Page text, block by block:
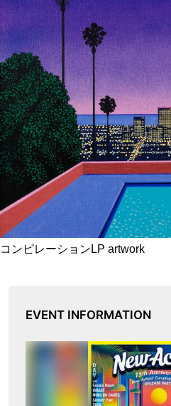
コンピレーションLP artwork
EVENT INFORMATION